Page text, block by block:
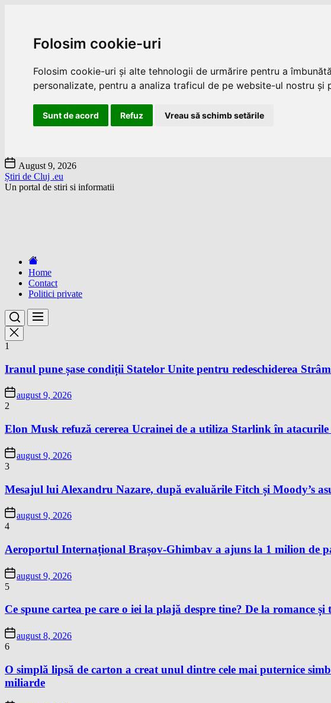
Folosim cookie-uri
Folosim cookie-uri și alte tehnologii de urmărire pentru a
personalizate, pentru a analiza traficul de pe website-ul nostru
Sunt de acord Refuz Vreau să schimb setările
Skip
to
the
content
August 9, 2026
Știri de Cluj .eu
Un portal de stiri si informatii
Home
Contact
Politici private
1
Iranul pune șase condiții Statelor Unite pentru redeschiderea
august 9, 2026
2
Elon Musk refuză cererea Ucrainei de a utiliza Starlink în atacurile
august 9, 2026
3
Mesajul lui Alexandru Nazare, după evaluările Fitch și Moody’s
august 9, 2026
4
Aeroportul Internațional Brașov-Ghimbav a ajuns la 1 milion de
august 9, 2026
5
Ce spune cartea pe care o iei la plajă despre tine? De la romance
august 8, 2026
6
O simplă lipsă de carton a creat unul dintre cele mai puternice
miliarde